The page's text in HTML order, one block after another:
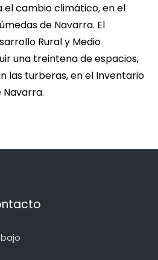
cambio climático, en el
de Navarra. El
Rural y Medio
una treintena de espacios,
las turberas, en el Inventario
Navarra.